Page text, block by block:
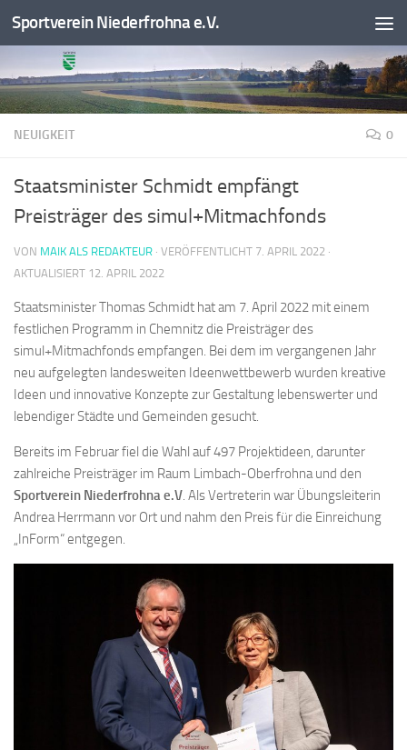
Zum Inhalt springen
Sportverein Niederfrohna e.V.
NEUIGKEIT 0
Staatsminister Schmidt empfängt
Preisträger des simul+Mitmachfonds
VON MAIK ALS REDAKTEUR · VERÖFFENTLICHT 7. APRIL 2022 ·
AKTUALISIERT 12. APRIL 2022
Staatsminister Thomas Schmidt hat am 7. April 2022 mit einem
festlichen Programm in Chemnitz die Preisträger des
simul+Mitmachfonds empfangen. Bei dem im vergangenen Jahr
neu aufgelegten landesweiten Ideenwettbewerb wurden kreative
Ideen und innovative Konzepte zur Gestaltung lebenswerter und
lebendiger Städte und Gemeinden gesucht.
Bereits im Februar fiel die Wahl auf 497 Projektideen, darunter
zahlreiche Preisträger im Raum Limbach-Oberfrohna und den
Sportverein Niederfrohna e.V. Als Vertreterin war Übungsleiterin
Andrea Herrmann vor Ort und nahm den Preis für die Einreichung
„InForm“ entgegen.